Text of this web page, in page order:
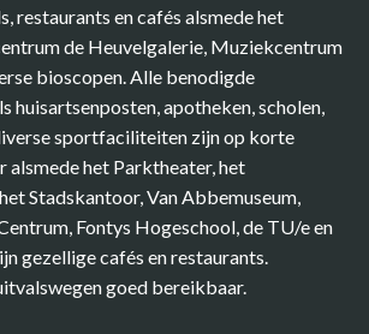
restaurants en cafés alsmede het
de Heuvelgalerie, Muziekcentrum
bioscopen. Alle benodigde
huisartsenposten, apotheken, scholen,
sportfaciliteiten zijn op korte
het Parktheater, het
Stadskantoor, Van Abbemuseum,
Fontys Hogeschool, de TU/e en
gezellige cafés en restaurants.
goed bereikbaar.